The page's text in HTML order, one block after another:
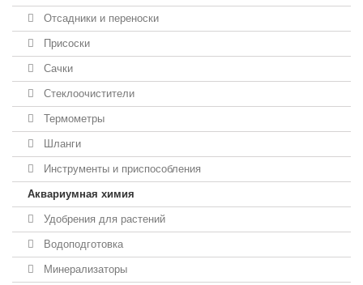
Отсадники и переноски
Присоски
Сачки
Стеклоочистители
Термометры
Шланги
Инструменты и приспособления
Аквариумная химия
Удобрения для растений
Водоподготовка
Минерализаторы